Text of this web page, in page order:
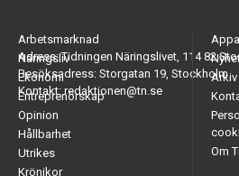
Adress: Tidningen Näringslivet, 114 82
Besöksadress: Storgatan 19, Stockholm
Kontakt: redaktionen@tn.se
Arbetsmarknad
Näringsliv
Ekonomi
Entreprenörskap
Opinion
Hållbarhet
Utrikes
Krönikor
Arkiv
Om